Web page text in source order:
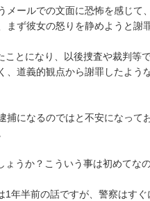
メールでの文面に恐怖を感じて
ず彼女の怒りを静めようと謝
とになり、以後捜査や裁判等
、道義的観点から謝罪したよう
捕になるのではと不安になって
うか？こういう事は初めてな
年半前の話ですが、警察はすぐ